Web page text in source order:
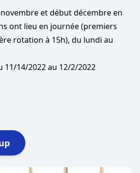
et début décembre en
ont lieu en journée (premiers
rotation à 15h), du lundi au
11/14/2022au 12/2/2022